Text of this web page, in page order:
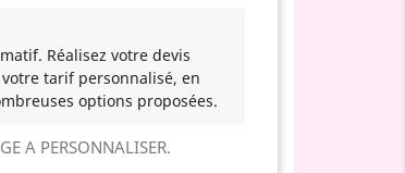
Réalisez votre devis
tarif personnalisé, en
options proposées.
A PERSONNALISER.